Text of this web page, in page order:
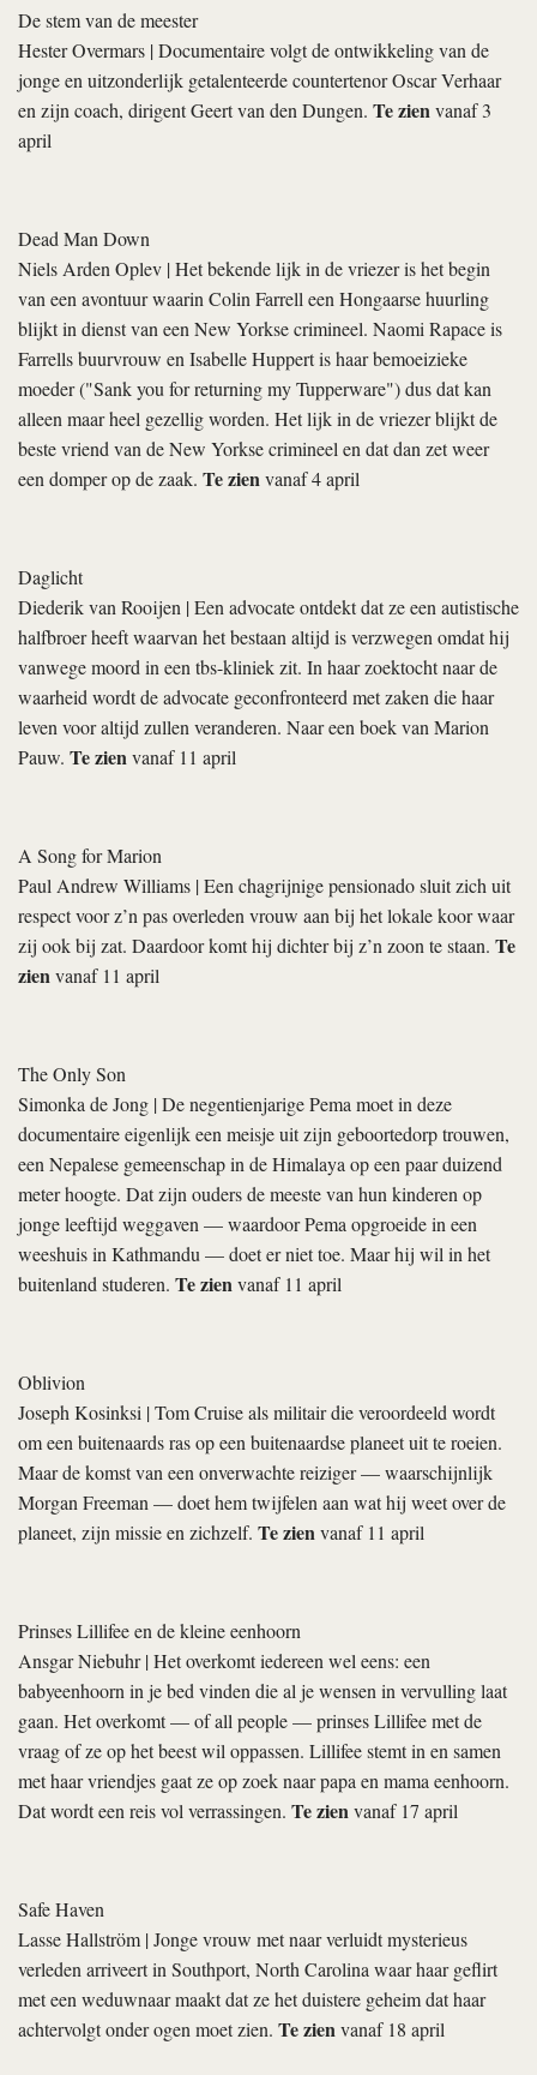
De stem van de meester
Hester Overmars | Documentaire volgt de ontwikkeling van de
jonge en uitzonderlijk getalenteerde countertenor Oscar Verhaar
en zijn coach, dirigent Geert van den Dungen. Te zienvanaf 3
april
Dead Man Down
Niels Arden Oplev | Het bekende lijk in de vriezer is het begin
van een avontuur waarin Colin Farrell een Hongaarse huurling
blijkt in dienst van een New Yorkse crimineel. Naomi Rapace is
Farrells buurvrouw en Isabelle Huppert is haar bemoeizieke
moeder ("Sank you for returning my Tupperware") dus dat kan
alleen maar heel gezellig worden. Het lijk in de vriezer blijkt de
beste vriend van de New Yorkse crimineel en dat dan zet weer
een domper op de zaak. Te zienvanaf 4 april
Daglicht
Diederik van Rooijen | Een advocate ontdekt dat ze een autistische
halfbroer heeft waarvan het bestaan altijd is verzwegen omdat hij
vanwege moord in een tbs-kliniek zit. In haar zoektocht naar de
waarheid wordt de advocate geconfronteerd met zaken die haar
leven voor altijd zullen veranderen. Naar een boek van Marion
Pauw. Te zienvanaf 11 april
A Song for Marion
Paul Andrew Williams | Een chagrijnige pensionado sluit zich uit
respect voor z’n pas overleden vrouw aan bij het lokale koor waar
zij ook bij zat. Daardoor komt hij dichter bij z’n zoon te staan. Te
zienvanaf 11 april
The Only Son
Simonka de Jong | De negentienjarige Pema moet in deze
documentaire eigenlijk een meisje uit zijn geboortedorp trouwen,
een Nepalese gemeenschap in de Himalaya op een paar duizend
meter hoogte. Dat zijn ouders de meeste van hun kinderen op
jonge leeftijd weggaven — waardoor Pema opgroeide in een
weeshuis in Kathmandu — doet er niet toe. Maar hij wil in het
buitenland studeren. Te zienvanaf 11 april
Oblivion
Joseph Kosinksi | Tom Cruise als militair die veroordeeld wordt
om een buitenaards ras op een buitenaardse planeet uit te roeien.
Maar de komst van een onverwachte reiziger — waarschijnlijk
Morgan Freeman — doet hem twijfelen aan wat hij weet over de
planeet, zijn missie en zichzelf. Te zienvanaf 11 april
Prinses Lillifee en de kleine eenhoorn
Ansgar Niebuhr| Het overkomt iedereen wel eens: een
babyeenhoorn in je bed vinden die al je wensen in vervulling laat
gaan. Het overkomt — of all people — prinses Lillifee met de
vraag of ze op het beest wil oppassen. Lillifee stemt in en samen
met haar vriendjes gaat ze op zoek naar papa en mama eenhoorn.
Dat wordt een reis vol verrassingen. Te zienvanaf 17 april
Safe Haven
Lasse Hallström | Jonge vrouw met naar verluidt mysterieus
verleden arriveert in Southport, North Carolina waar haar geflirt
met een weduwnaar maakt dat ze het duistere geheim dat haar
achtervolgt onder ogen moet zien. Te zienvanaf 18 april